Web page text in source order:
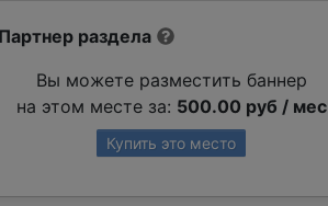
Партнер раздела
Вы можете разместить баннер
на этом месте за: 500.00 руб / мес
Купить это место